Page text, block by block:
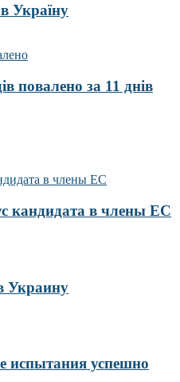
Україну
повалено за 11 днів
кандидата в члены ЕС
Украину
испытания успешно